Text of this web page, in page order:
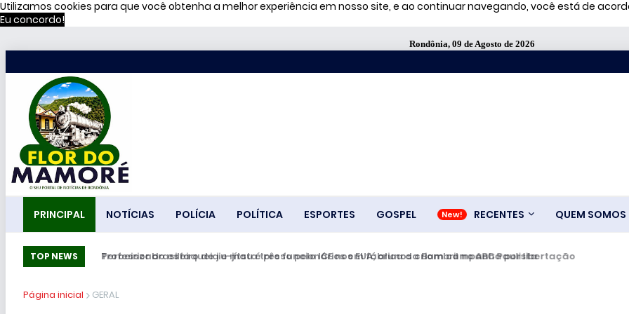
Utilizamos cookies para que você obtenha a melhor experiência em nosso site, e ao continuar navegando, você está de
Eu concordo!
Rondônia, 09 de Agosto de 2026
PRINCIPAL NOTÍCIAS POLÍCIA POLÍTICA ESPORTES GOSPEL RECENTES QUEM SOMOS
TOP NEWS Professor brasileiro de jiu-jítsu é preso pelo ICE nos EUA; alunos criam campanha por libertação
Página inicial GERAL